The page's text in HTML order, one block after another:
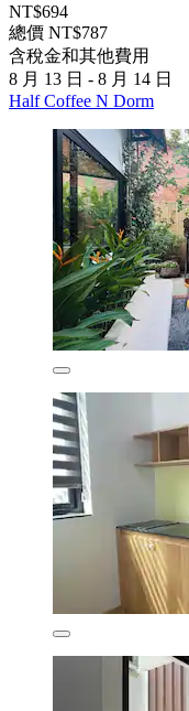
NT$694
總價 NT$787
含稅金和其他費用
8 月 13 日 - 8 月 14 日
Half Coffee N Dorm